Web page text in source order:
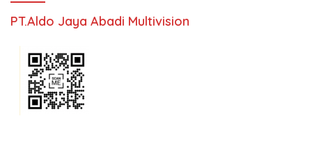
PT.Aldo Jaya Abadi Multivision